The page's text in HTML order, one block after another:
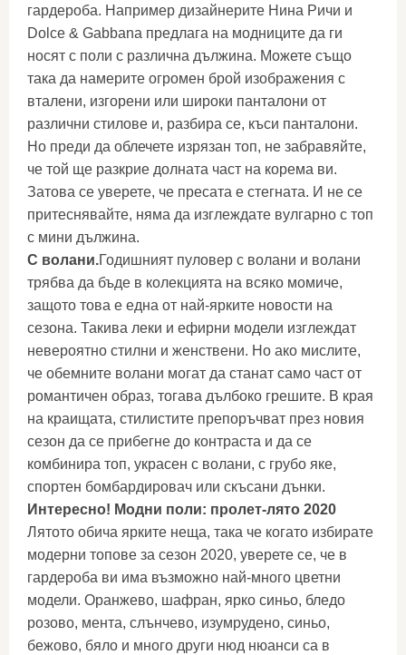
гардероба. Например дизайнерите Нина Ричи и
Dolce & Gabbana предлага на модниците да ги
носят с поли с различна дължина. Можете също
така да намерите огромен брой изображения с
вталени, изгорени или широки панталони от
различни стилове и, разбира се, къси панталони.
Но преди да облечете изрязан топ, не забравяйте,
че той ще разкрие долната част на корема ви.
Затова се уверете, че пресата е стегната. И не се
притеснявайте, няма да изглеждате вулгарно с топ
с мини дължина.
С волани.Годишният пуловер с волани и волани
трябва да бъде в колекцията на всяко момиче,
защото това е една от най-ярките новости на
сезона. Такива леки и ефирни модели изглеждат
невероятно стилни и женствени. Но ако мислите,
че обемните волани могат да станат само част от
романтичен образ, тогава дълбоко грешите. В края
на краищата, стилистите препоръчват през новия
сезон да се прибегне до контраста и да се
комбинира топ, украсен с волани, с грубо яке,
спортен бомбардировач или скъсани дънки.
Интересно! Модни поли: пролет-лято 2020
Лятото обича ярките неща, така че когато избирате
модерни топове за сезон 2020, уверете се, че в
гардероба ви има възможно най-много цветни
модели. Оранжево, шафран, ярко синьо, бледо
розово, мента, слънчево, изумрудено, синьо,
бежово, бяло и много други нюд нюанси са в